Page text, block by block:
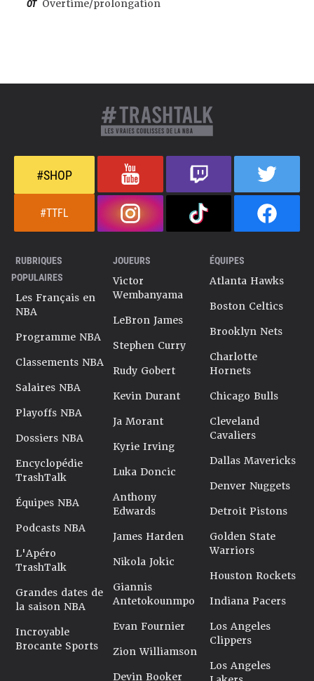
OT Overtime/prolongation
#SHOP
#TTFL
RUBRIQUES
POPULAIRES
Les Français en
NBA
Programme NBA
Classements NBA
Salaires NBA
Playoffs NBA
Dossiers NBA
Encyclopédie
TrashTalk
Équipes NBA
Podcasts NBA
L'Apéro
TrashTalk
Grandes dates de
la saison NBA
Incroyable
Brocante Sports
JOUEURS
Victor
Wembanyama
LeBron James
Stephen Curry
Rudy Gobert
Kevin Durant
Ja Morant
Kyrie Irving
Luka Doncic
Anthony
Edwards
James Harden
Nikola Jokic
Giannis
Antetokounmpo
Evan Fournier
Zion Williamson
Devin Booker
ÉQUIPES
Atlanta Hawks
Boston Celtics
Brooklyn Nets
Charlotte
Hornets
Chicago Bulls
Cleveland
Cavaliers
Dallas Mavericks
Denver Nuggets
Detroit Pistons
Golden State
Warriors
Houston Rockets
Indiana Pacers
Los Angeles
Clippers
Los Angeles